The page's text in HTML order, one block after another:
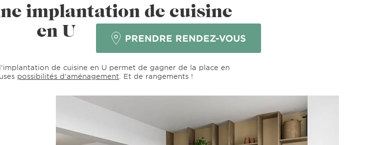
PRENDRE RENDEZ-VOUS
implantation de cuisine
en U
de cuisine en U permet de gagner de la place en
possibilités d’aménagement . Et de rangements !